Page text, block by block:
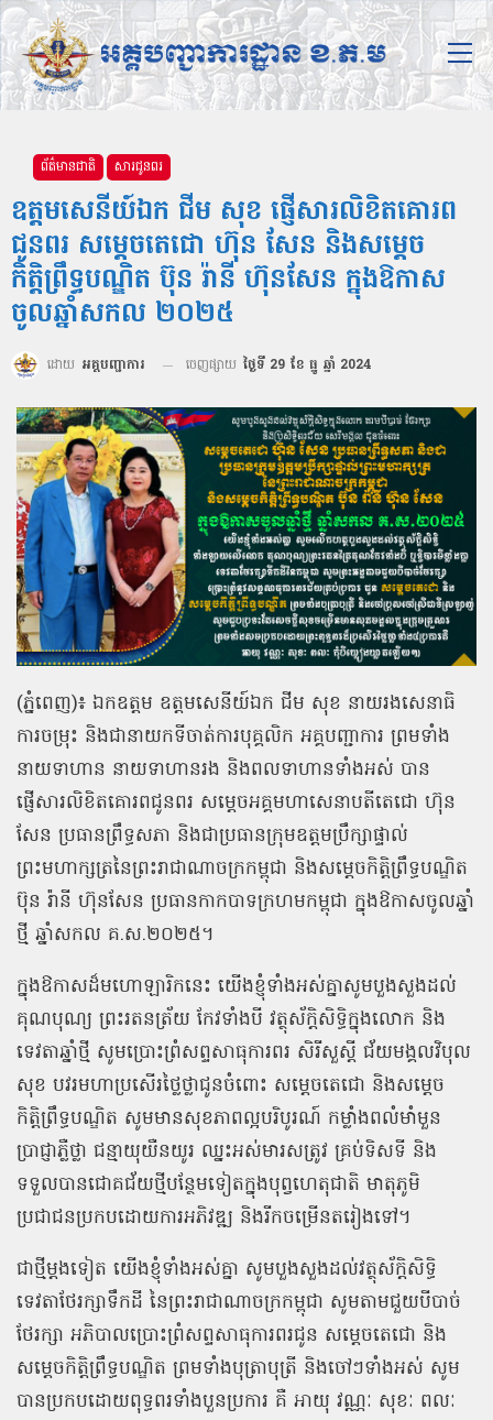
ព័ត៌មានជាតិ សារជូនពរ
ឧត្ដមសេនីយ៍ឯក ជីម សុខ ផ្ញើសារលិខិតគោរព
ជូនពរ សម្ដេចតេជោ ហ៊ុន សែន និងសម្ដេច
កិត្តិព្រឹទ្ធបណ្ឌិត ប៊ុន រ៉ានី ហ៊ុនសែន ក្នុងឱកាស
ចូលឆ្នាំសកល ២០២៥
ដោយ អគ្គបញ្ជាការ ចេញផ្សាយ ថ្ងៃទី 29 ខែ ធ្នូ ឆ្នាំ 2024
(ភ្នំពេញ)៖ ឯកឧត្ដម ឧត្ដមសេនីយ៍ឯក ជីម សុខ នាយរងសេនាធិ
ការចម្រុះ និងជានាយកទីចាត់ការបុគ្គលិក អគ្គបញ្ជាការ ព្រមទាំង
នាយទាហាន នាយទាហានរង និងពលទាហានទាំងអស់ បាន
ផ្ញើសារលិខិតគោរពជូនពរ សម្ដេចអគ្គមហាសេនាបតីតេជោ ហ៊ុន
សែន ប្រធានព្រឹទ្ធសភា និងជាប្រធានក្រុមឧត្តមប្រឹក្សាផ្ទាល់
ព្រះមហាក្សត្រនៃព្រះរាជាណាចក្រកម្ពុជា និងសម្ដេចកិត្តិព្រឹទ្ធបណ្ឌិត
ប៊ុន រ៉ានី ហ៊ុនសែន ប្រធានកាកបាទក្រហមកម្ពុជា ក្នុងឱកាសចូលឆ្នាំ
ថ្មី ឆ្នាំសកល គ.ស.២០២៥។
ក្នុងឱកាសដ៏មហោឡារិកនេះ យើងខ្ញុំទាំងអស់គ្នាសូមបួងសួងដល់
គុណបុណ្យ ព្រះរតនត្រ័យ កែវទាំងបី វត្ថុស័ក្ដិសិទ្ធិក្នុងលោក និង
ទេវតាឆ្នាំថ្មី សូមប្រោះព្រំសព្ទសាធុការពរ សិរីសួស្ដី ជ័យមង្គលវិបុល
សុខ បវរមហាប្រសើរថ្លៃថ្លាជូនចំពោះ សម្ដេចតេជោ និងសម្ដេច
កិត្តិព្រឹទ្ធបណ្ឌិត សូមមានសុខភាពល្អបរិបូរណ៍ កម្លាំងពលំមាំមួន
ប្រាជ្ញាភ្លឺថ្លា ជន្មាយុយឺនយូរ ឈ្នះអស់មារសត្រូវ គ្រប់ទិសទី និង
ទទួលបានជោគជ័យថ្មីបន្ថែមទៀតក្នុងបុព្វហេតុជាតិ មាតុភូមិ
ប្រជាជនប្រកបដោយការអភិវឌ្ឍ និងរីកចម្រើនតរៀងទៅ។
ជាថ្មីម្ដងទៀត យើងខ្ញុំទាំងអស់គ្នា សូមបួងសួងដល់វត្ថុស័ក្តិសិទ្ធិ
ទេវតាថែរក្សាទឹកដី នៃព្រះរាជាណាចក្រកម្ពុជា សូមតាមជួយបីបាច់
ថែរក្សា អភិបាលប្រោះព្រំសព្ទសាធុការពរជូន សម្ដេចតេជោ និង
សម្ដេចកិត្តិព្រឹទ្ធបណ្ឌិត ព្រមទាំងបុត្រាបុត្រី និងចៅៗទាំងអស់ សូម
បានប្រកបដោយពុទ្ធពរទាំងបួនប្រការ គឺ អាយុ វណ្ណៈ សុខៈ ពលៈ